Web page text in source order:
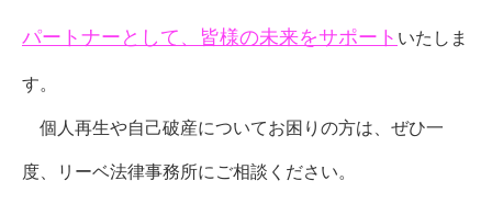
パートナーとして、皆様の未来をサポート いたしま
す。
個人再生や自己破産についてお困りの方は、ぜひ一
度、リーベ法律事務所にご相談ください。